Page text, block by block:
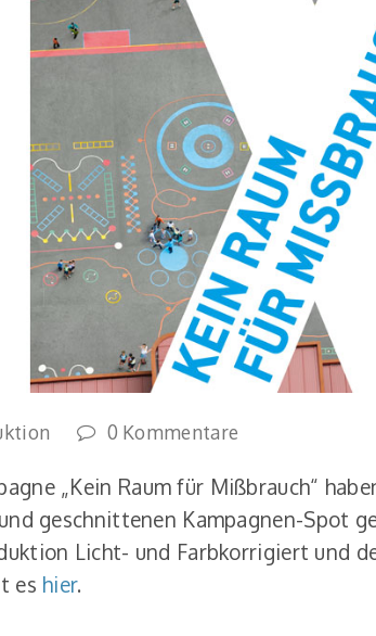
0 Kommentare
„Kein Raum für Mißbrauch“
geschnittenen Kampagnen-Spot
Licht- und Farbkorrigiert und
es hier.